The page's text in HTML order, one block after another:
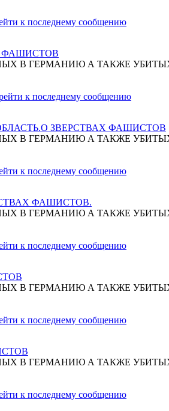
ФАШИСТОВ
В ГЕРМАНИЮ А ТАКЖЕ
ЗВЕРСТВАХ ФАШИСТОВ
В ГЕРМАНИЮ А ТАКЖЕ
ФАШИСТОВ.
В ГЕРМАНИЮ А ТАКЖЕ
В ГЕРМАНИЮ А ТАКЖЕ
В ГЕРМАНИЮ А ТАКЖЕ